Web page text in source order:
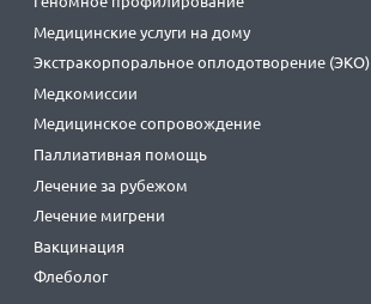
Медицинские услуги на дому
Экстракорпоральное оплодотворение (ЭКО)
Медкомиссии
Медицинское сопровождение
Паллиативная помощь
Лечение за рубежом
Лечение мигрени
Вакцинация
Флеболог